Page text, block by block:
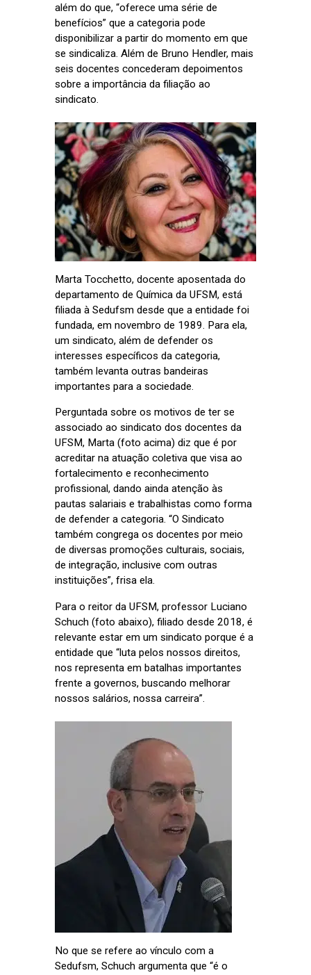
além do que, “oferece uma série de
benefícios” que a categoria pode
disponibilizar a partir do momento em que
se sindicaliza. Além de Bruno Hendler, mais
seis docentes concederam depoimentos
sobre a importância da filiação ao
sindicato.
Marta Tocchetto, docente aposentada do
departamento de Química da UFSM, está
filiada à Sedufsm desde que a entidade foi
fundada, em novembro de 1989. Para ela,
um sindicato, além de defender os
interesses específicos da categoria,
também levanta outras bandeiras
importantes para a sociedade.
Perguntada sobre os motivos de ter se
associado ao sindicato dos docentes da
UFSM, Marta (foto acima) diz que é por
acreditar na atuação coletiva que visa ao
fortalecimento e reconhecimento
profissional, dando ainda atenção às
pautas salariais e trabalhistas como forma
de defender a categoria. “O Sindicato
também congrega os docentes por meio
de diversas promoções culturais, sociais,
de integração, inclusive com outras
instituições”, frisa ela.
Para o reitor da UFSM, professor Luciano
Schuch (foto abaixo), filiado desde 2018, é
relevante estar em um sindicato porque é a
entidade que “luta pelos nossos direitos,
nos representa em batalhas importantes
frente a governos, buscando melhorar
nossos salários, nossa carreira”.
No que se refere ao vínculo com a
Sedufsm, Schuch argumenta que “é o